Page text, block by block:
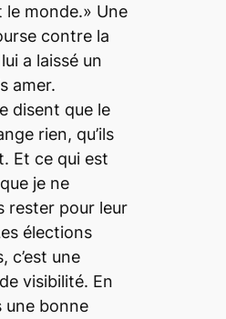
monde.» Une
contre la
a laissé un
amer.
disent que le
rien, qu’ils
Et ce qui est
je ne
rester pour leur
élections
c’est une
visibilité. En
une bonne